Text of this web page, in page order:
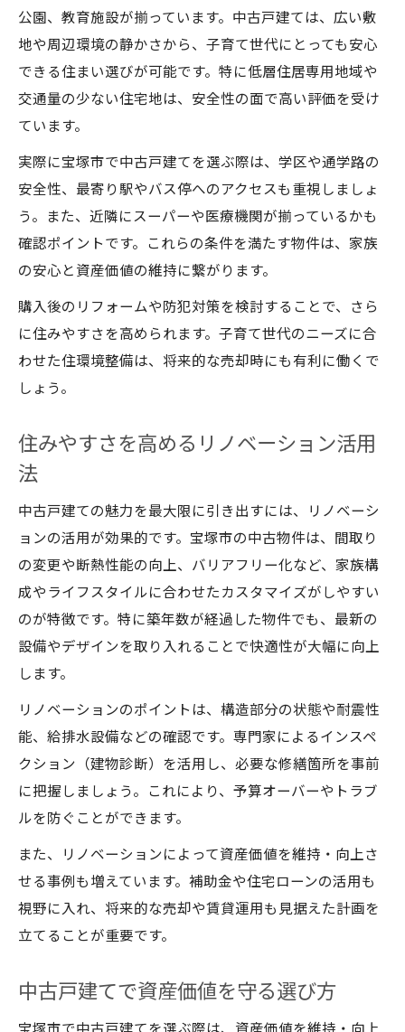
公園、教育施設が揃っています。中古戸建ては、広い敷
地や周辺環境の静かさから、子育て世代にとっても安心
できる住まい選びが可能です。特に低層住居専用地域や
交通量の少ない住宅地は、安全性の面で高い評価を受け
ています。
実際に宝塚市で中古戸建てを選ぶ際は、学区や通学路の
安全性、最寄り駅やバス停へのアクセスも重視しましょ
う。また、近隣にスーパーや医療機関が揃っているかも
確認ポイントです。これらの条件を満たす物件は、家族
の安心と資産価値の維持に繋がります。
購入後のリフォームや防犯対策を検討することで、さら
に住みやすさを高められます。子育て世代のニーズに合
わせた住環境整備は、将来的な売却時にも有利に働くで
しょう。
住みやすさを高めるリノベーション活用
法
中古戸建ての魅力を最大限に引き出すには、リノベーシ
ョンの活用が効果的です。宝塚市の中古物件は、間取り
の変更や断熱性能の向上、バリアフリー化など、家族構
成やライフスタイルに合わせたカスタマイズがしやすい
のが特徴です。特に築年数が経過した物件でも、最新の
設備やデザインを取り入れることで快適性が大幅に向上
します。
リノベーションのポイントは、構造部分の状態や耐震性
能、給排水設備などの確認です。専門家によるインスペ
クション（建物診断）を活用し、必要な修繕箇所を事前
に把握しましょう。これにより、予算オーバーやトラブ
ルを防ぐことができます。
また、リノベーションによって資産価値を維持・向上さ
せる事例も増えています。補助金や住宅ローンの活用も
視野に入れ、将来的な売却や賃貸運用も見据えた計画を
立てることが重要です。
中古戸建てで資産価値を守る選び方